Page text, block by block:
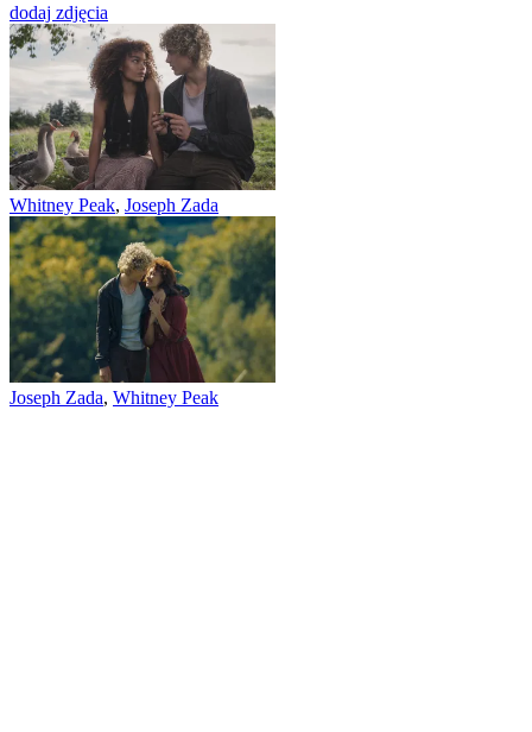
dodaj zdjęcia
Whitney Peak, Joseph Zada
Joseph Zada, Whitney Peak